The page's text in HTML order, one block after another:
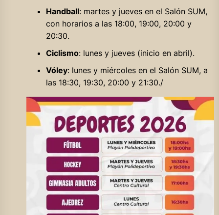
Handball: martes y jueves en el Salón SUM,
con horarios a las 18:00, 19:00, 20:00 y
20:30.
Ciclismo: lunes y jueves (inicio en abril).
Vóley: lunes y miércoles en el Salón SUM, a
las 18:30, 19:30, 20:00 y 21:30./